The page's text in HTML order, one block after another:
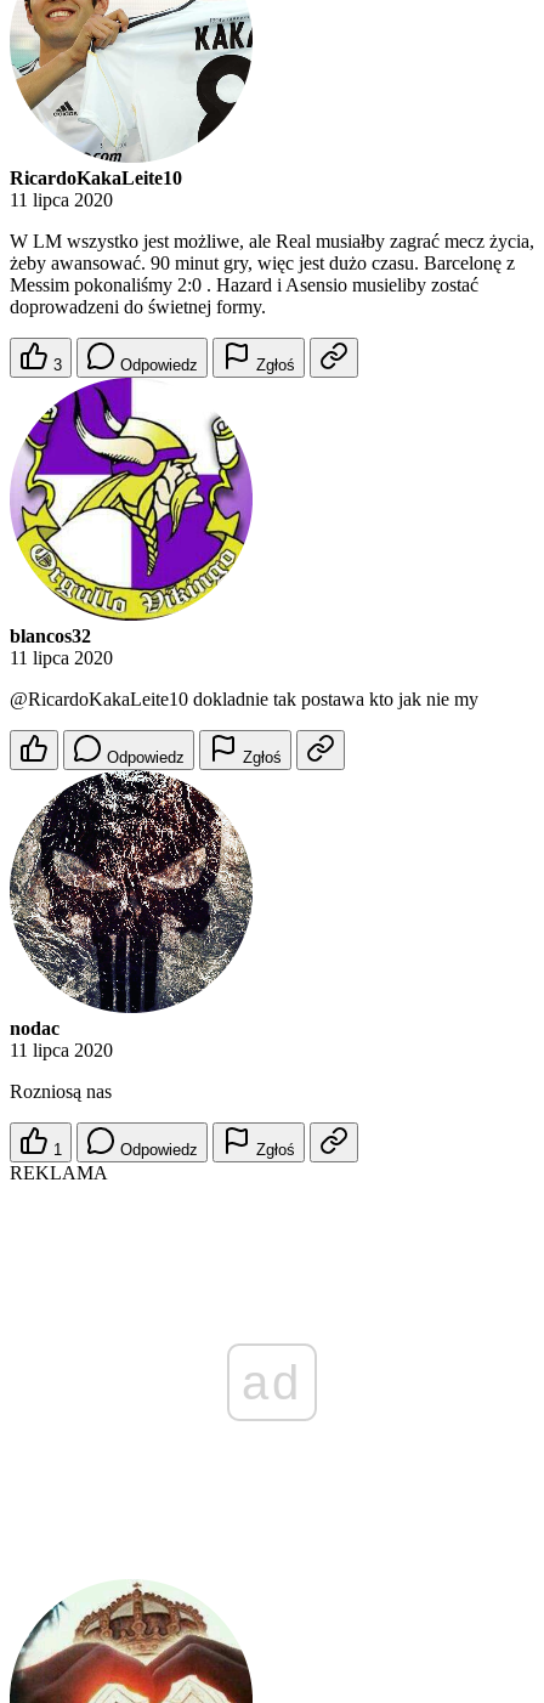
RicardoKakaLeite10
11 lipca 2020
W LM wszystko jest możliwe, ale Real musiałby zagrać mecz życia,
żeby awansować. 90 minut gry, więc jest dużo czasu. Barcelonę z
Messim pokonaliśmy 2:0 . Hazard i Asensio musieliby zostać
doprowadzeni do świetnej formy.
3 Odpowiedz Zgłoś
blancos32
11 lipca 2020
@RicardoKakaLeite10 dokladnie tak postawa kto jak nie my
Odpowiedz Zgłoś
nodac
11 lipca 2020
Rozniosą nas
1 Odpowiedz Zgłoś
REKLAMA
ad